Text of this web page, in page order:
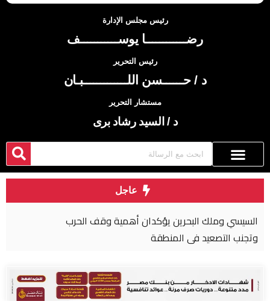
رئيس مجلس الإدارة
رضــــــــــــا يوســـــــــــف
رئيس التحرير
د / حــــــسن اللـــــــــــــبـان
مستشار التحرير
د / السيد رشاد برى
عاجل
الحوثيون يعلنون تنفيذ عملية عسكرية واسعة ضد
“قوات سعودية” في اليمن